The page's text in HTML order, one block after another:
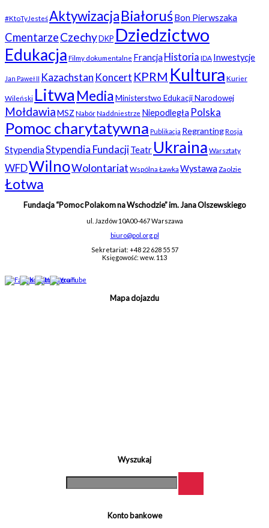
#KtoTyJesteśAktywizacjaBiałoruśBon Pierwszaka
CmentarzeCzechyDKP Dziedzictwo
Edukacja Filmy dokumentalne Francja Historia IDA Inwestycje
Jan Paweł II Kazachstan Koncert KPRM Kultura Kurier
Wileński Litwa MediaMinisterstwo Edukacji Narodowej
MołdawiaMSZ NabórNaddniestrze Niepodległa Polska
Pomoc charytatywna Publikacja RegrantingRosja
StypendiaStypendia FundacjiTeatr Ukraina Warsztaty
WFDWilnoWolontariat Wspólna Ławka Wystawa Zaolzie
Łotwa
Fundacja “Pomoc Polakom na Wschodzie” im. Jana Olszewskiego
ul. Jazdów 10A00-467 Warszawa
biuro@pol.org.pl
Sekretariat: +48 22 628 55 57
Księgowość: wew. 113
Mapa dojazdu
Wyszukaj
Konto bankowe